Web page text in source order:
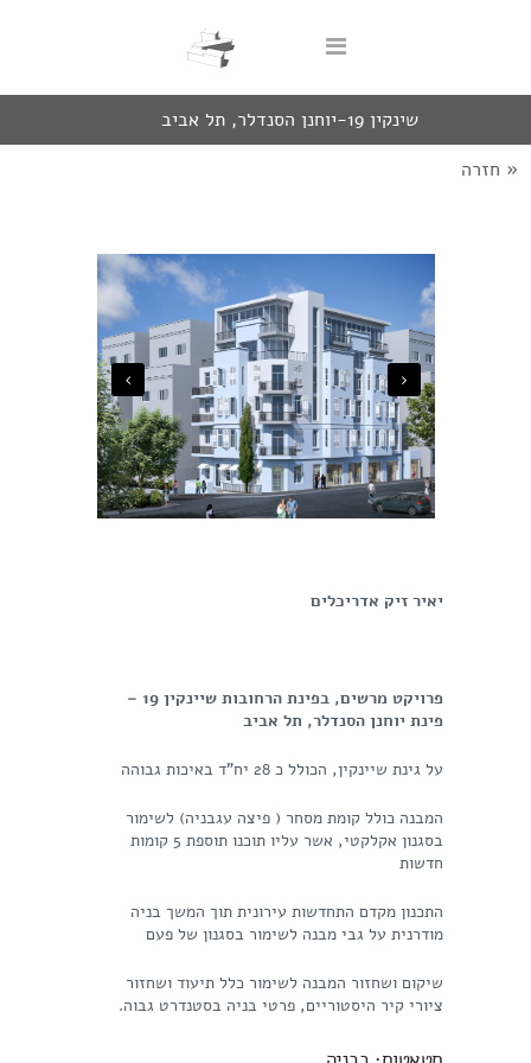
שינקין 19-יוחנן הסנדלר, תל אביב
« חזרה
יאיר זיק אדריכלים
פרויקט מרשים, בפינת הרחובות שיינקין 19 –
פינת יוחנן הסנדלר, תל אביב
על גינת שיינקין, הכולל כ 28 יח"ד באיכות גבוהה
המבנה כולל קומת מסחר ( פיצה עגבניה) לשימור
בסגנון אקלקטי, אשר עליו תוכנו תוספת 5 קומות
חדשות
התכנון מקדם התחדשות עירונית תוך המשך בניה
מודרנית על גבי מבנה לשימור בסגנון של פעם
שיקום ושחזור המבנה לשימור כלל תיעוד ושחזור
ציורי קיר היסטוריים, פרטי בניה בסטנדרט גבוה.